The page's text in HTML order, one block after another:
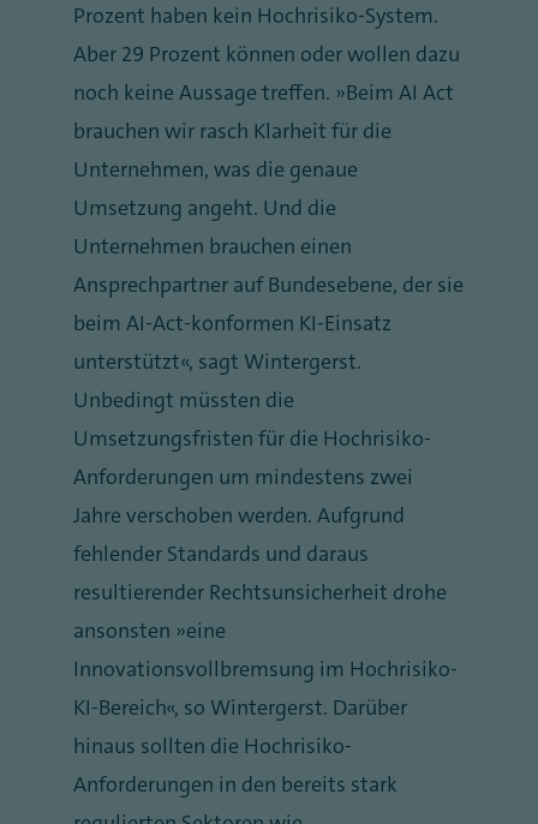
Prozent haben kein Hochrisiko-System.
Aber 29 Prozent können oder wollen dazu
noch keine Aussage treffen. „Beim AI Act
brauchen wir rasch Klarheit für die
Unternehmen, was die genaue
Umsetzung angeht. Und die
Unternehmen brauchen einen
Ansprechpartner auf Bundesebene, der sie
beim AI-Act-konformen KI-Einsatz
unterstützt“, sagt Wintergerst.
Unbedingt müssten die
Umsetzungsfristen für die Hochrisiko-
Anforderungen um mindestens zwei
Jahre verschoben werden. Aufgrund
fehlender Standards und daraus
resultierender Rechtsunsicherheit drohe
ansonsten „eine
Innovationsvollbremsung im Hochrisiko-
KI-Bereich“, so Wintergerst. Darüber
hinaus sollten die Hochrisiko-
Anforderungen in den bereits stark